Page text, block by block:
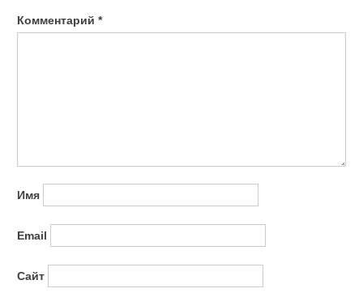
Комментарий *
Имя
Email
Сайт